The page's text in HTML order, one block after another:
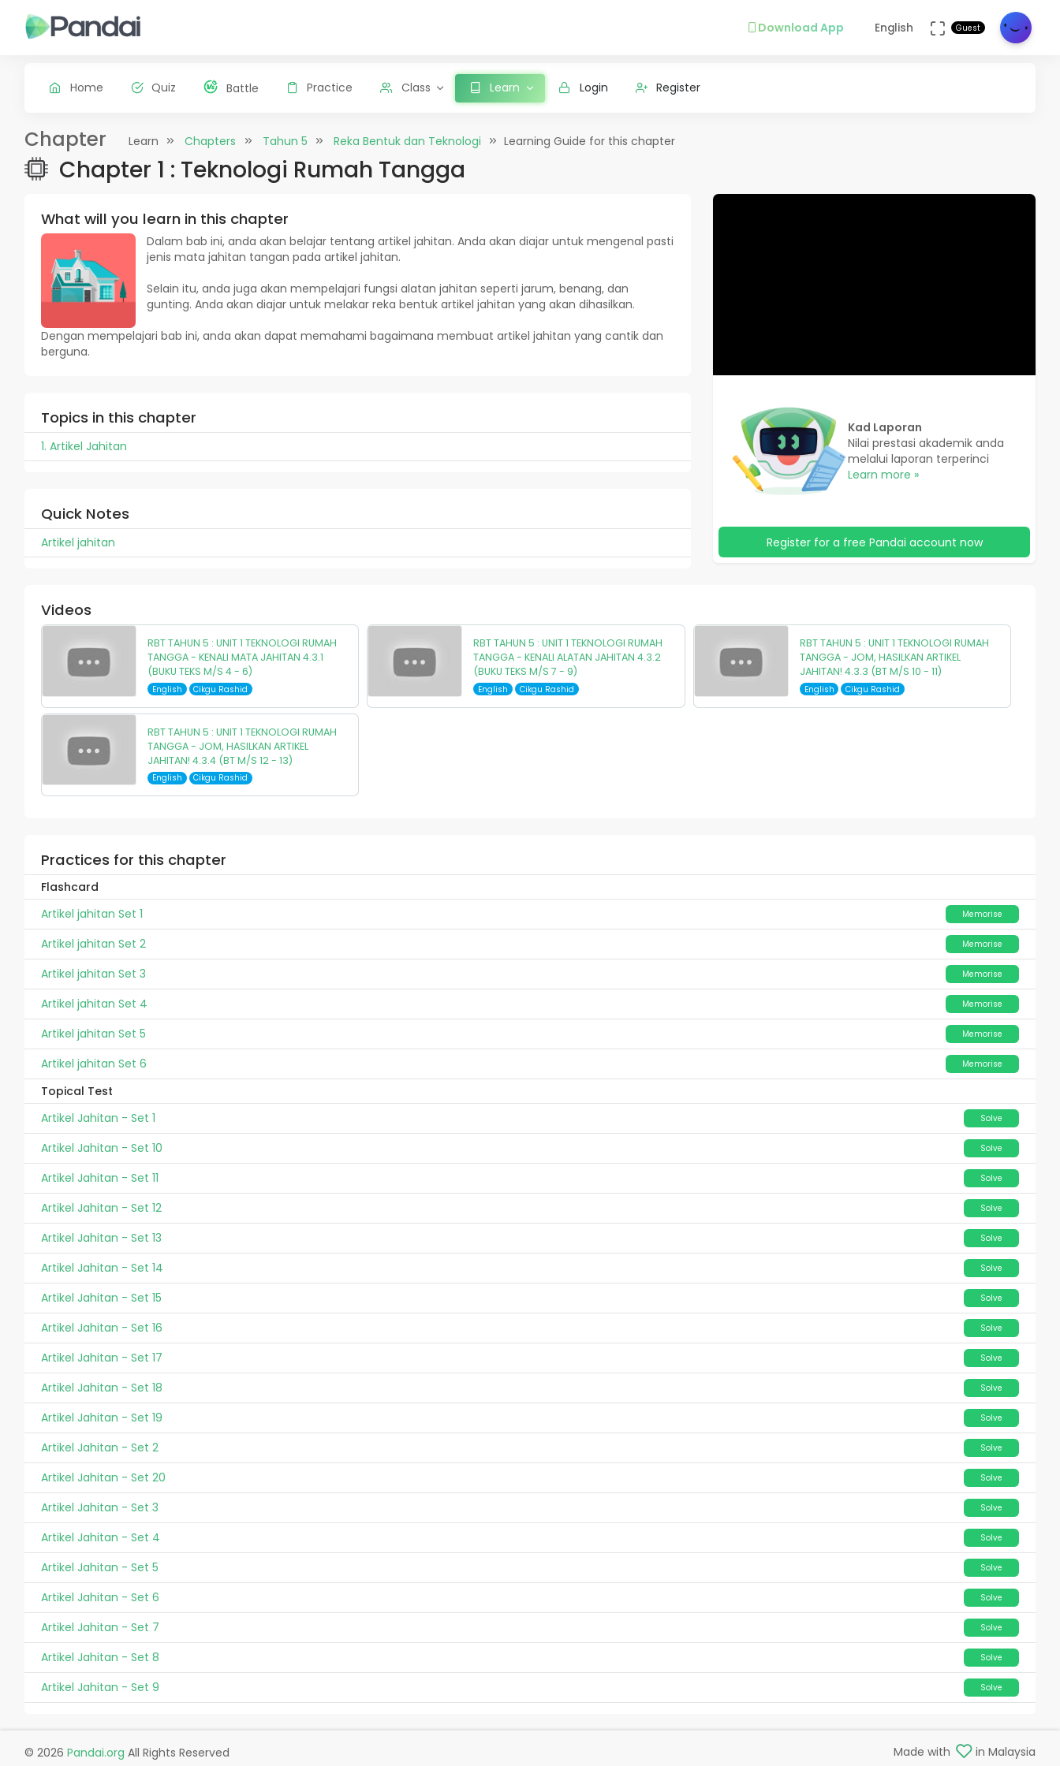
Download App English Guest
Home Quiz Battle Practice Class Learn Login Register
Chapter Learn Chapters Tahun 5 Reka Bentuk dan Teknologi Learning Guide for this chapter
Chapter 1 : Teknologi Rumah Tangga
What will you learn in this chapter
Dalam bab ini, anda akan belajar tentang artikel jahitan. Anda akan diajar untuk mengenal pasti
jenis mata jahitan tangan pada artikel jahitan.
Selain itu, anda juga akan mempelajari fungsi alatan jahitan seperti jarum, benang, dan
gunting. Anda akan diajar untuk melakar reka bentuk artikel jahitan yang akan dihasilkan.
Dengan mempelajari bab ini, anda akan dapat memahami bagaimana membuat artikel jahitan yang cantik dan
berguna.
Topics in this chapter
1. Artikel Jahitan
Quick Notes
Artikel jahitan
Kad Laporan
Nilai prestasi akademik anda
melalui laporan terperinci
Learn more »
Register for a free Pandai account now
Videos
RBT TAHUN 5 : UNIT 1 TEKNOLOGI RUMAH
TANGGA - KENALI MATA JAHITAN 4.3.1
(BUKU TEKS M/S 4 - 6)
English Cikgu Rashid
RBT TAHUN 5 : UNIT 1 TEKNOLOGI RUMAH
TANGGA - KENALI ALATAN JAHITAN 4.3.2
(BUKU TEKS M/S 7 - 9)
English Cikgu Rashid
RBT TAHUN 5 : UNIT 1 TEKNOLOGI RUMAH
TANGGA - JOM, HASILKAN ARTIKEL
JAHITAN! 4.3.3 (BT M/S 10 - 11)
English Cikgu Rashid
RBT TAHUN 5 : UNIT 1 TEKNOLOGI RUMAH
TANGGA - JOM, HASILKAN ARTIKEL
JAHITAN! 4.3.4 (BT M/S 12 - 13)
English Cikgu Rashid
Practices for this chapter
Flashcard
Artikel jahitan Set 1
Memorise
Artikel jahitan Set 2 Memorise
Artikel jahitan Set 3 Memorise
Artikel jahitan Set 4 Memorise
Artikel jahitan Set 5 Memorise
Artikel jahitan Set 6 Memorise
Topical Test
Artikel Jahitan - Set 1
Solve
Artikel Jahitan - Set 10 Solve
Artikel Jahitan - Set 11 Solve
Artikel Jahitan - Set 12 Solve
Artikel Jahitan - Set 13 Solve
Artikel Jahitan - Set 14 Solve
Artikel Jahitan - Set 15 Solve
Artikel Jahitan - Set 16 Solve
Artikel Jahitan - Set 17 Solve
Artikel Jahitan - Set 18 Solve
Artikel Jahitan - Set 19 Solve
Artikel Jahitan - Set 2 Solve
Artikel Jahitan - Set 20 Solve
Artikel Jahitan - Set 3 Solve
Artikel Jahitan - Set 4 Solve
Artikel Jahitan - Set 5 Solve
Artikel Jahitan - Set 6 Solve
Artikel Jahitan - Set 7 Solve
Artikel Jahitan - Set 8 Solve
Artikel Jahitan - Set 9 Solve
© 2026 Pandai.org All Rights Reserved Made with in Malaysia